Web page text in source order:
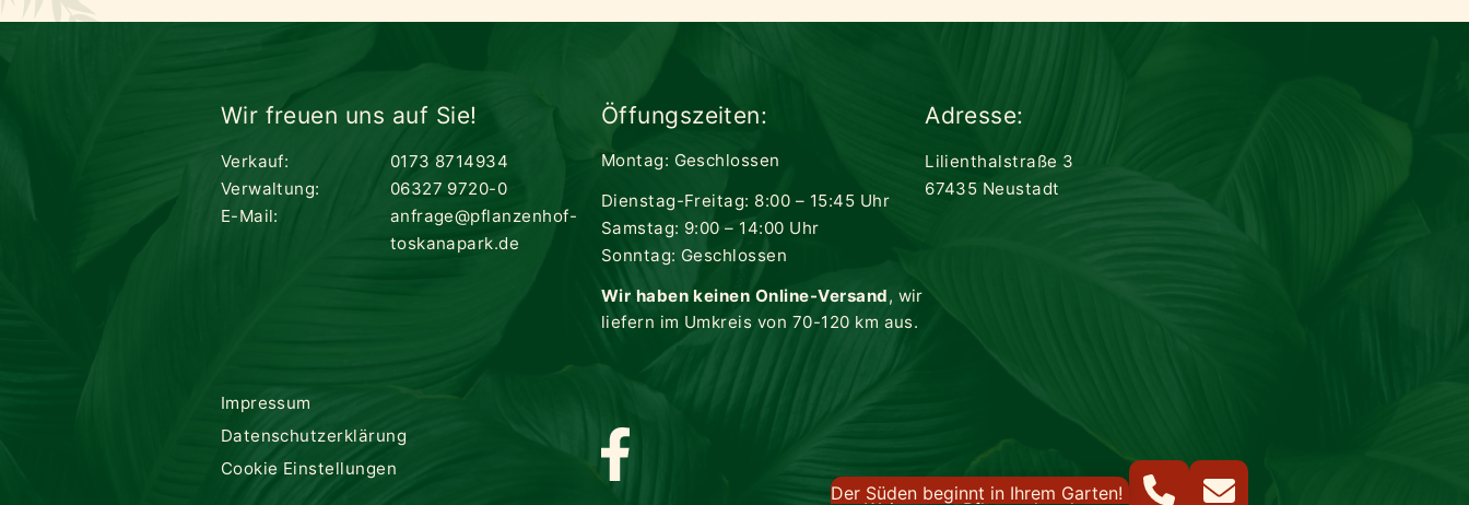
Der Süden beginnt in Ihrem Garten!
Wir freuen uns auf Sie!
Verkauf:
0173 8714934
Verwaltung:
06327 9720-0
E-Mail:
anfrage@pflanzenhof-
toskanapark.de
Öffungszeiten:
Montag: Geschlossen
Dienstag-Freitag: 8:00 – 15:45 Uhr
Samstag: 9:00 – 14:00 Uhr
Sonntag: Geschlossen
Wir haben keinen Online-Versand, wir
liefern im Umkreis von 70-120 km aus.
Adresse:
Lilienthalstraße 3
67435 Neustadt
Impressum
Datenschutzerklärung
Cookie Einstellungen